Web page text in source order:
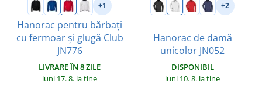
+1
Hanorac pentru bărbați
cu fermoar și glugă Club
JN776
LIVRARE ÎN 8 ZILE
luni 17. 8. la tine
+2
Hanorac de damă
unicolor JN052
DISPONIBIL
luni 10. 8. la tine